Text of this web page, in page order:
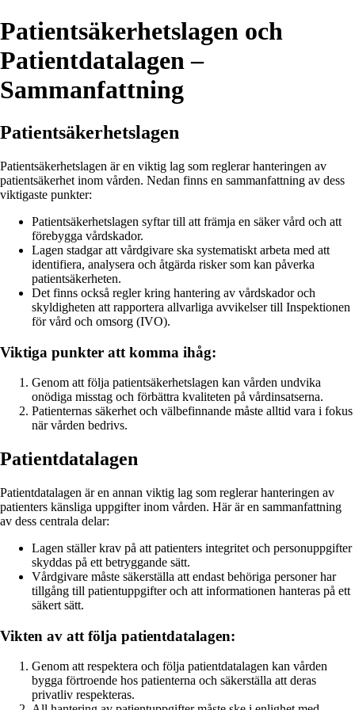
Patientsäkerhetslagen och
Patientdatalagen –
Sammanfattning
Patientsäkerhetslagen
Patientsäkerhetslagen är en viktig lag som reglerar hanteringen av
patientsäkerhet inom vården. Nedan finns en sammanfattning av dess
viktigaste punkter:
Patientsäkerhetslagen syftar till att främja en säker vård och att
förebygga vårdskador.
Lagen stadgar att vårdgivare ska systematiskt arbeta med att
identifiera, analysera och åtgärda risker som kan påverka
patientsäkerheten.
Det finns också regler kring hantering av vårdskador och
skyldigheten att rapportera allvarliga avvikelser till Inspektionen
för vård och omsorg (IVO).
Viktiga punkter att komma ihåg:
Genom att följa patientsäkerhetslagen kan vården undvika
onödiga misstag och förbättra kvaliteten på vårdinsatserna.
Patienternas säkerhet och välbefinnande måste alltid vara i fokus
när vården bedrivs.
Patientdatalagen
Patientdatalagen är en annan viktig lag som reglerar hanteringen av
patienters känsliga uppgifter inom vården. Här är en sammanfattning
av dess centrala delar:
Lagen ställer krav på att patienters integritet och personuppgifter
skyddas på ett betryggande sätt.
Vårdgivare måste säkerställa att endast behöriga personer har
tillgång till patientuppgifter och att informationen hanteras på ett
säkert sätt.
Vikten av att följa patientdatalagen:
Genom att respektera och följa patientdatalagen kan vården
bygga förtroende hos patienterna och säkerställa att deras
privatliv respekteras.